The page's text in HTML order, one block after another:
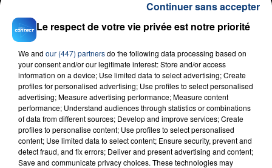
What You Want
RADIO CONTACT
FIL D'ACTU
Le respect de votre vie privée est notre priorité
We and our (447) partnersdo the following data processing based on
your consent and/or our legitimate interest: Store and/or access
information on a device; Use limited data to select advertising; Create
profiles for personalised advertising; Use profiles to select personalised
advertising; Measure advertising performance; Measure content
performance; Understand audiences through statistics or combinations
of data from different sources; Develop and improve services; Create
profiles to personalise content; Use profiles to select personalised
content; Use limited data to select content; Ensure security, prevent and
detect fraud, and fix errors; Deliver and present advertising and content;
Save and communicate privacy choices. These technologies may
Continuer sans accepter